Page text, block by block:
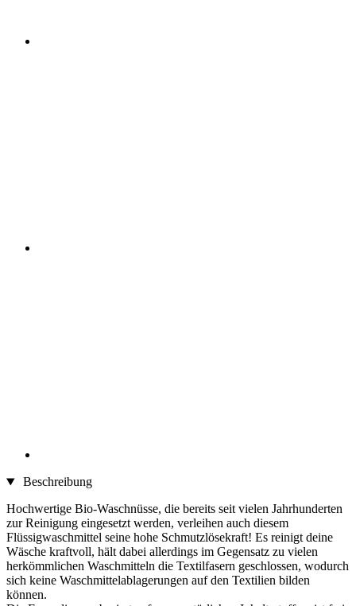
Beschreibung
Hochwertige Bio-Waschnüsse, die bereits seit vielen Jahrhunderten
zur Reinigung eingesetzt werden, verleihen auch diesem
Flüssigwaschmittel seine hohe Schmutzlösekraft! Es reinigt deine
Wäsche kraftvoll, hält dabei allerdings im Gegensatz zu vielen
herkömmlichen Waschmitteln die Textilfasern geschlossen, wodurch
sich keine Waschmittelablagerungen auf den Textilien bilden
können.